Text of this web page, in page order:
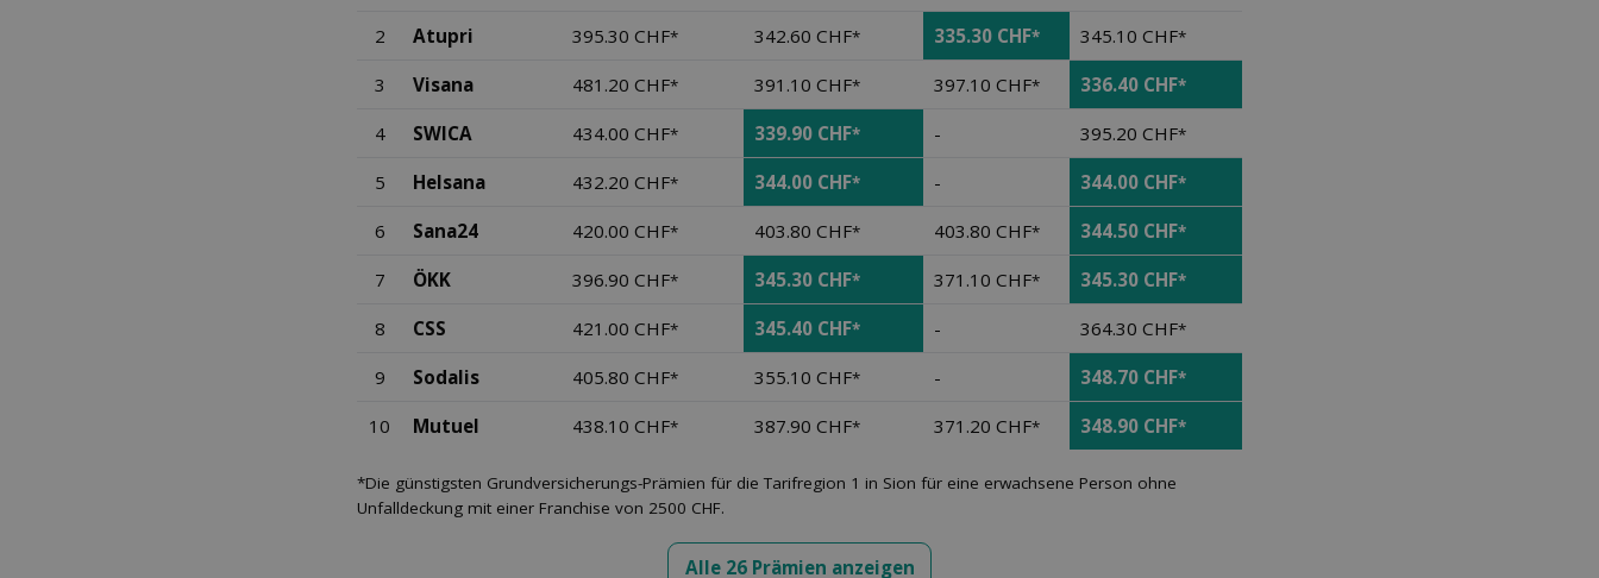
2 Atupri 395.30 CHF* 342.60 CHF* 335.30 CHF* 345.10 CHF*
3 Visana 481.20 CHF* 391.10 CHF* 397.10 CHF* 336.40 CHF*
4 SWICA 434.00 CHF* 339.90 CHF* - 395.20 CHF*
5 Helsana 432.20 CHF* 344.00 CHF* - 344.00 CHF*
6 Sana24 420.00 CHF* 403.80 CHF* 403.80 CHF* 344.50 CHF*
7 ÖKK 396.90 CHF* 345.30 CHF* 371.10 CHF* 345.30 CHF*
8 CSS 421.00 CHF* 345.40 CHF* - 364.30 CHF*
9 Sodalis 405.80 CHF* 355.10 CHF* - 348.70 CHF*
10 Mutuel 438.10 CHF* 387.90 CHF* 371.20 CHF* 348.90 CHF*
*Die günstigsten Grundversicherungs-Prämien für die Tarifregion 1 in Sion für eine erwachsene Person ohne
Unfalldeckung mit einer Franchise von 2500 CHF.
Alle 26 Prämien anzeigen